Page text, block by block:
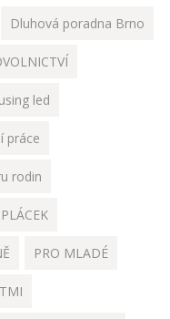
Dluhová poradna Brno
led
práce
rodin
PRO MLADÉ